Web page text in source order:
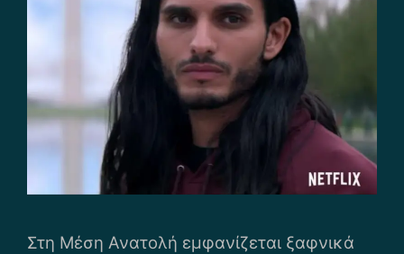
Στη Μέση Ανατολή εμφανίζεται ξαφνικά